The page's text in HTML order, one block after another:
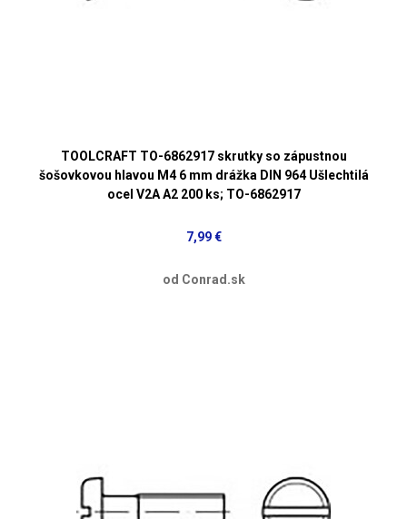
TOOLCRAFT TO-6862917 skrutky so zápustnou
šošovkovou hlavou M4 6 mm drážka DIN 964 Ušlechtilá
ocel V2A A2 200 ks; TO-6862917
7,99 €
od Conrad.sk